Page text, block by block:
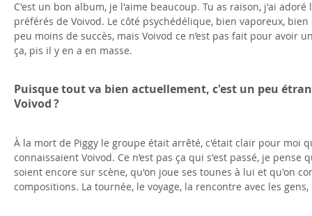
C'est un bon album, je l'aime beaucoup. Tu as raison, j'ai
préférés de Voivod. Le côté psychédélique, bien vaporeux,
peu moins de succès, mais Voivod ce n’est pas fait pour avoir
ça, pis il y en a en masse.
Puisque tout va bien actuellement, c'est un peu
Voivod ?
À la mort de Piggy le groupe était arrêté, c'était clair pour moi
connaissaient Voivod. Ce n’est pas ça qui s'est passé, je
soient encore sur scène, qu'on joue ses tounes à lui et qu'on
compositions. La tournée, le voyage, la rencontre avec les